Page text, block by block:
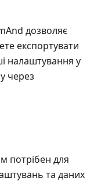
дозволяє
експортувати
налаштування у
через
потрібен для
та даних